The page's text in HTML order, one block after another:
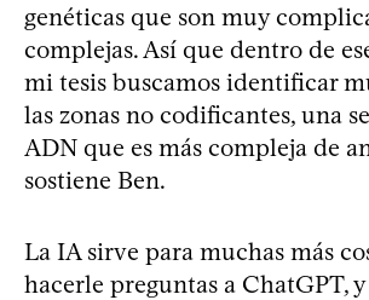
genéticas que son muy
complejas. Así que dentro de
mi tesis buscamos identificar
las zonas no codificantes, una
ADN que es más compleja de
sostiene Ben.
La IA sirve para muchas más
hacerle preguntas a ChatGPT,